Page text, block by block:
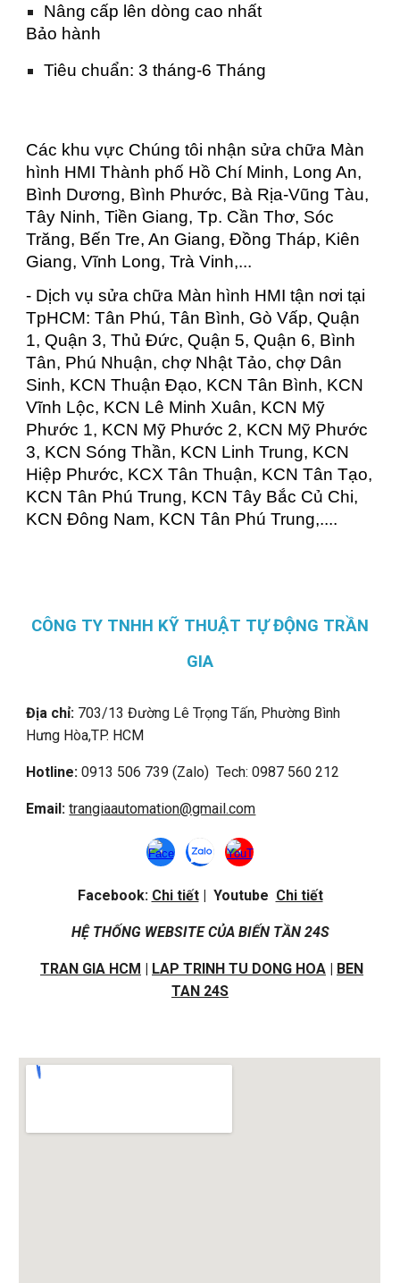
Nâng cấp lên dòng cao nhất
Bảo hành
Tiêu chuẩn: 3 tháng-6 Tháng
Các khu vực Chúng tôi nhận sửa chữa Màn
hình HMI Thành phố Hồ Chí Minh, Long An,
Bình Dương, Bình Phước, Bà Rịa-Vũng Tàu,
Tây Ninh, Tiền Giang, Tp. Cần Thơ, Sóc
Trăng, Bến Tre, An Giang, Đồng Tháp, Kiên
Giang, Vĩnh Long, Trà Vinh,...
- Dịch vụ sửa chữa Màn hình HMI tận nơi tại
TpHCM: Tân Phú, Tân Bình, Gò Vấp, Quận
1, Quận 3, Thủ Đức, Quận 5, Quận 6, Bình
Tân, Phú Nhuận, chợ Nhật Tảo, chợ Dân
Sinh, KCN Thuận Đạo, KCN Tân Bình, KCN
Vĩnh Lộc, KCN Lê Minh Xuân, KCN Mỹ
Phước 1, KCN Mỹ Phước 2, KCN Mỹ Phước
3, KCN Sóng Thần, KCN Linh Trung, KCN
Hiệp Phước, KCX Tân Thuận, KCN Tân Tạo,
KCN Tân Phú Trung, KCN Tây Bắc Củ Chi,
KCN Đông Nam, KCN Tân Phú Trung,....
CÔNG TY TNHH KỸ THUẬT TỰ ĐỘNG TRẦN
GIA
Địa chỉ: 703/13 Đường Lê Trọng Tấn, Phường Bình
Hưng Hòa,TP. HCM
Hotline: 0913 506 739 (Zalo) Tech: 0987 560 212
Email:trangiaautomation@gmail.com
Facebook: Chi tiết| Youtube Chi tiết
HỆ THỐNG WEBSITE CỦA BIẾN TẦN 24S
TRAN GIA HCM | LAP TRINH TU DONG HOA | BEN
TAN 24S